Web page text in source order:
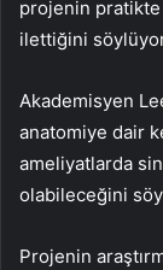
projenin pratikte
ilettiğini
Akademisyen
anatomiye dair
ameliyatlarda
olabileceğini
Projenin